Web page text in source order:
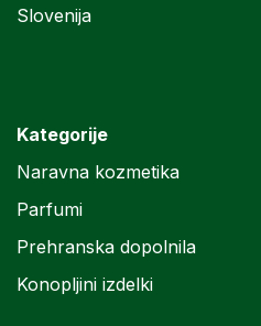
Slovenija
Kategorije
Naravna kozmetika
Parfumi
Prehranska dopolnila
Konopljini izdelki